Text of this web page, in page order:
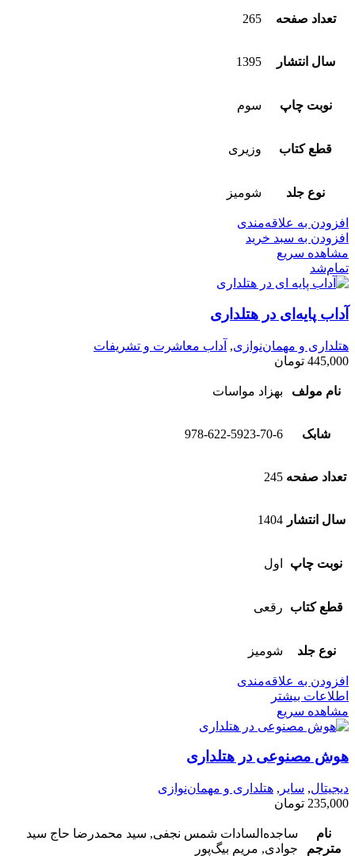
تعداد صفحه 265
سال انتشار 1395
نوبت چاپ سوم
قطع کتاب وزیری
نوع جلد شومیز
افزودن به علاقه‌مندی
افزودن به سبد خرید
مشاهده سریع
تمام‌شد
آداب پایه‌ای در هتلداری
هتلداری و مهمان‌نوازی, آداب معاشرت و تشریفات
445,000 تومان
نام مولف بهزاد مواسات
شابک 978-622-5923-70-6
تعداد صفحه 245
سال انتشار 1404
نوبت چاپ اول
قطع کتاب رقعی
نوع جلد شومیز
افزودن به علاقه‌مندی
اطلاعات بیشتر
مشاهده سریع
هوش مصنوعی در هتلداری
دیجیتال, سایر , هتلداری و مهمان‌نوازی
235,000 تومان
نام
مترجم
ساجده‌السادات شمس نجفی, سید محمد‌رضا حاج سید
جوادی, مریم بیگ‌پور